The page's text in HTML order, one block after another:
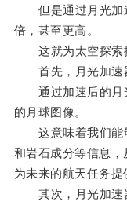
但是通过月光加
倍，甚至更高。
这就为太空探索
首先，月光加速器
通过加速后的月
的月球图像。
这意味着我们能
和岩石成分等信息
为未来的航天任务提
其次，月光加速器